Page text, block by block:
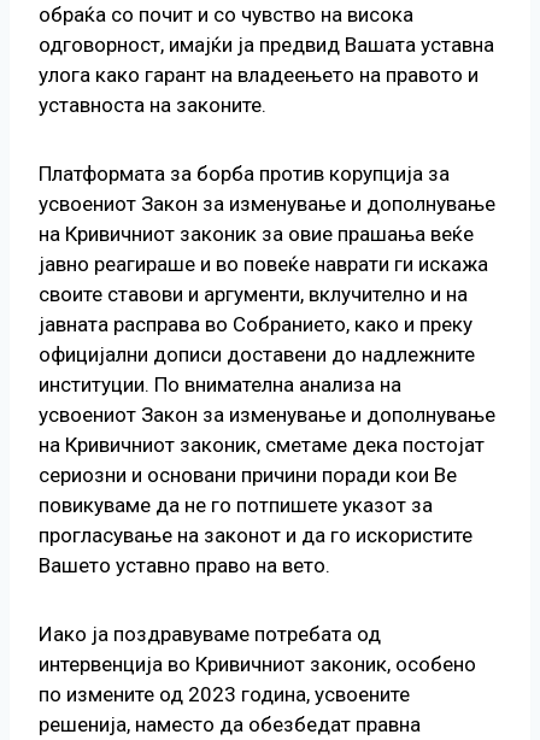
обраќа со почит и со чувство на висока
одговорност, имајќи ја предвид Вашата уставна
улога како гарант на владеењето на правото и
уставноста на законите.
Платформата за борба против корупција за
усвоениот Закон за изменување и дополнување
на Кривичниот законик за овие прашања веќе
јавно реагираше и во повеќе наврати ги искажа
своите ставови и аргументи, вклучително и на
јавната расправа во Собранието, како и преку
официјални дописи доставени до надлежните
институции. По внимателна анализа на
усвоениот Закон за изменување и дополнување
на Кривичниот законик, сметаме дека постојат
сериозни и основани причини поради кои Ве
повикуваме да не го потпишете указот за
прогласување на законот и да го искористите
Вашето уставно право на вето.
Иако ја поздравуваме потребата од
интервенција во Кривичниот законик, особено
по измените од 2023 година, усвоените
решенија, наместо да обезбедат правна